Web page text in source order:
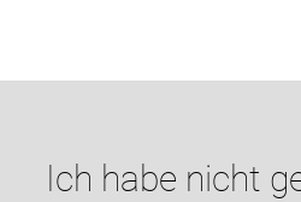
Ich habe nicht